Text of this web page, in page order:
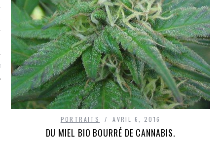
ARCACHON
PORTRAITS AVRIL 6, 2016
DU MIEL BIO BOURRÉ DE CANNABIS.